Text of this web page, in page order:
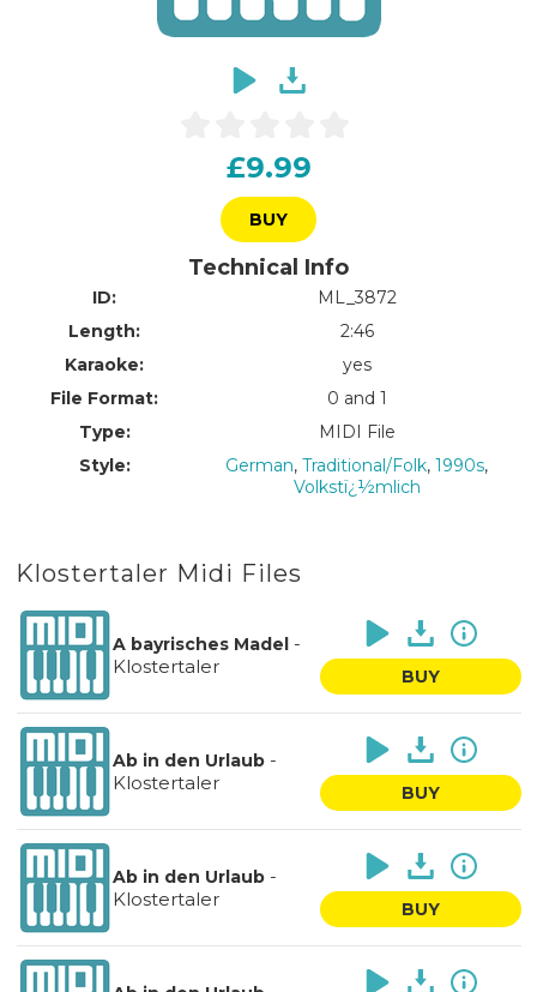
£9.99
BUY
Technical Info
ID:
ML_3872
Length:
2:46
Karaoke:
yes
File Format:
0 and 1
Type:
MIDI File
Style:
German,Traditional/Folk,1990s,
Volkstï¿½mlich
Klostertaler Midi Files
A bayrisches Madel -
Klostertaler
BUY
Ab in den Urlaub-
Klostertaler
BUY
Ab in den Urlaub-
Klostertaler
BUY